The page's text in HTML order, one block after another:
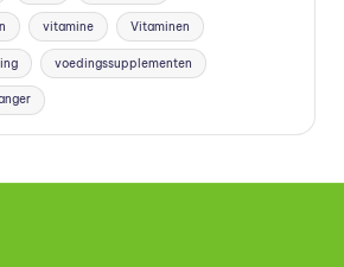
vitamine Vitaminen
voedingssupplementen